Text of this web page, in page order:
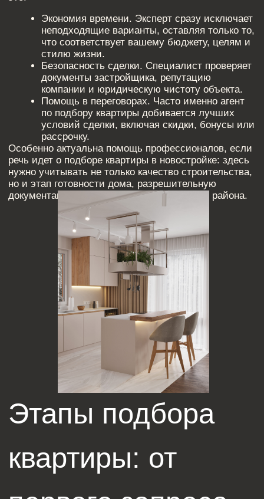
Понимание запроса клиента. Специалист
подробно выясняет ваши предпочтения:
район, метраж, этаж, вид из окна, количество
комнат и т.д.
Анализ рынка. На основе запроса
составляется список актуальных
предложений, учитываются новостройки,
вторичный рынок, акции и спецпредложения.
Всё это — часть профессионального подбора
Организация просмотров. Подбор квартиры
включает предварительную запись,
сопровождение и консультации на всех
Юридическая проверка. Перед сделкой
проводится проверка документов, договоров,
Сопровождение до получения ключей.
Помощь продолжается до момента передачи
квартиры, включая оформление ипотеки,
риски и помогает выбрать жилье, которое
действительно станет уютным и безопасным домом.
Подбор квартиры в новостройке особенно
выигрывает при грамотном сопровождении — ведь
Этапы подбора
квартиры: от
первого запроса
до получения
ключей